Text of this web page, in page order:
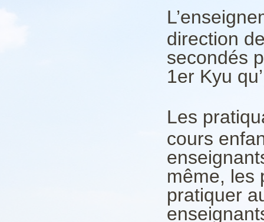
direction
secondés
1er Kyu
Les
cours
même, les
pratiquer